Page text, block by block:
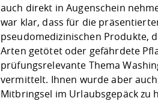
auch direkt in Augenschein
war klar, dass für die
pseudomedizinischen Produkte,
Arten getötet oder gefährdete
prüfungsrelevante Thema
vermittelt. Ihnen wurde aber
Mitbringsel im Urlaubsgepäck zu